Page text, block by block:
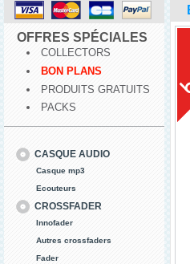
OFFRES SPÉCIALES
COLLECTORS
BON PLANS
PRODUITS GRATUITS
PACKS
CASQUE AUDIO
Casque mp3
Ecouteurs
CROSSFADER
Innofader
Autres crossfaders
Fader